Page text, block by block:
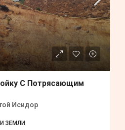
С Потрясающим
Исидор
ЗЕМЛИ